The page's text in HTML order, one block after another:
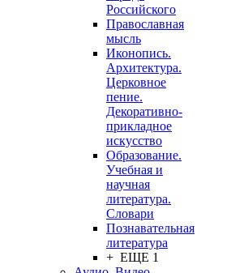
Российского
Православная
мысль
Иконопись.
Архитектура.
Церковное
пение.
Декоративно-
прикладное
искусство
Образование.
Учебная и
научная
литература.
Словари
Познавательная
литература
+ ЕЩЕ 1